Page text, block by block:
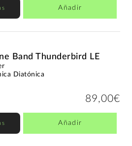
Añadir
Band Thunderbird LE
Diatónica
89,00€
Añadir